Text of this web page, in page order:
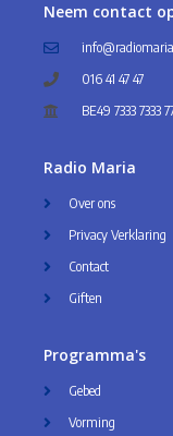
Neem contact
016 41 47 47
BE49 7333 7333
Radio Maria
Over ons
Privacy Verklaring
Contact
Giften
Programma's
Gebed
Vorming